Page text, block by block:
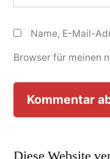
Name, E-Mail-
Browser für meinen